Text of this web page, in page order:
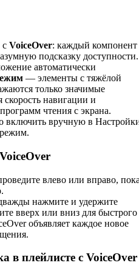
с VoiceOver: каждый компонент
подсказку доступности.
автоматически
— элементы с тяжёлой
только значимые
навигации и
чтения с экрана.
включить вручную в
влево или вправо,
нажмите и удержите
вверх или вниз для быстрого
объявляет каждое новое
в плейлисте с VoiceOver